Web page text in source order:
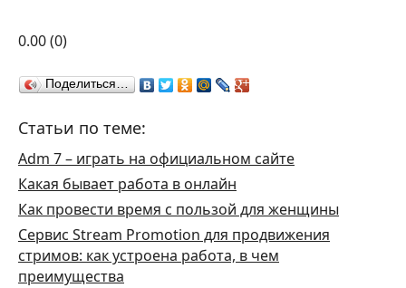
0.00(0)
Поделиться…
Статьи по теме:
Adm 7 – играть на официальном сайте
Какая бывает работа в онлайн
Как провести время с пользой для женщины
Сервис Stream Promotion для продвижения
стримов: как устроена работа, в чем
преимущества